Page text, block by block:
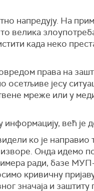
напредују. На
велика
када неко
права на
јесу
мреже или у
већ је
ко је направио
Онда идемо
ради, базе
кривичну
значаја и заштиту